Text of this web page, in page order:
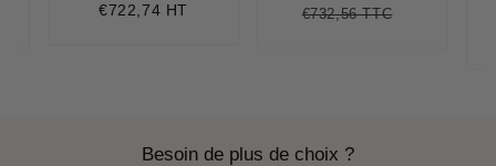
régulier
€722,74 HT
Prix
€732,56 TTC€732,56
Besoin de plus de choix ?